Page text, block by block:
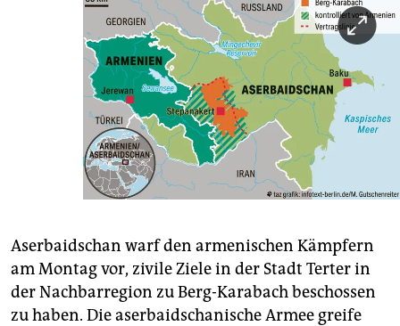
Aserbaidschan warf den armenischen Kämpfern
am Montag vor, zivile Ziele in der Stadt Terter in
der Nachbarregion zu Berg-Karabach beschossen
zu haben. Die aserbaidschanische Armee greife